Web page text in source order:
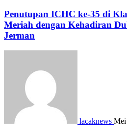
Penutupan ICHC ke-35 di
Meriah dengan Kehadiran
Jerman
lacaknews Mei